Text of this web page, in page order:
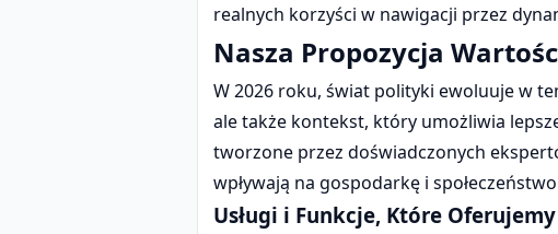
realnych korzyści w nawigacji przez
Nasza Propozycja
W 2026 roku, świat polityki ewoluuje w
ale także kontekst, który umożliwia
tworzone przez doświadczonych
wpływają na gospodarkę i
Usługi i Funkcje, Które Oferujemy